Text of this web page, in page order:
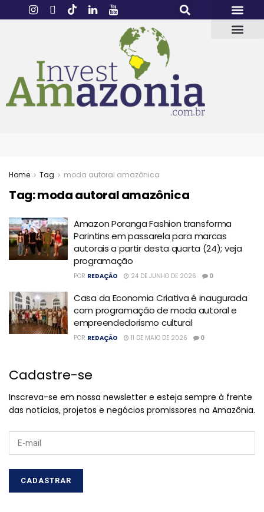
Home Tag moda autoral amazônica
Tag:moda autoral amazônica
Amazon Poranga Fashion transforma
Parintins em passarela para marcas
autorais a partir desta quarta (24); veja
programação
POR REDAÇÃO 24 DE JUNHO DE 2026 0
Casa da Economia Criativa é inaugurada
com programação de moda autoral e
empreendedorismo cultural
POR REDAÇÃO 11 DE MAIO DE 2026 0
Cadastre-se
Inscreva-se em nossa newsletter e esteja sempre à frente
das notícias, projetos e negócios promissores na Amazônia.